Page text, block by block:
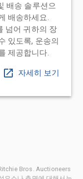
배송 솔루션으
배송하세요.
넘어 귀하의 장
있도록, 운송의
제공합니다.
자세히 보기
Bros. Auctioneers